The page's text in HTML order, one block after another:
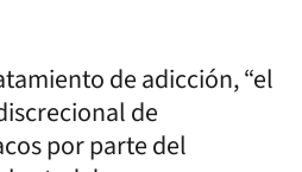
de adicción, “el
de
por parte del